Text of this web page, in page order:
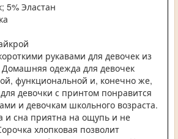
5% Эластан
рукавами для девочек из
Домашняя одежда для девочек
функциональной и, конечно же,
девочки с принтом понравится
и девочкам школьного возраста.
и сна приятна на ощупь и не
хлопковая позволит